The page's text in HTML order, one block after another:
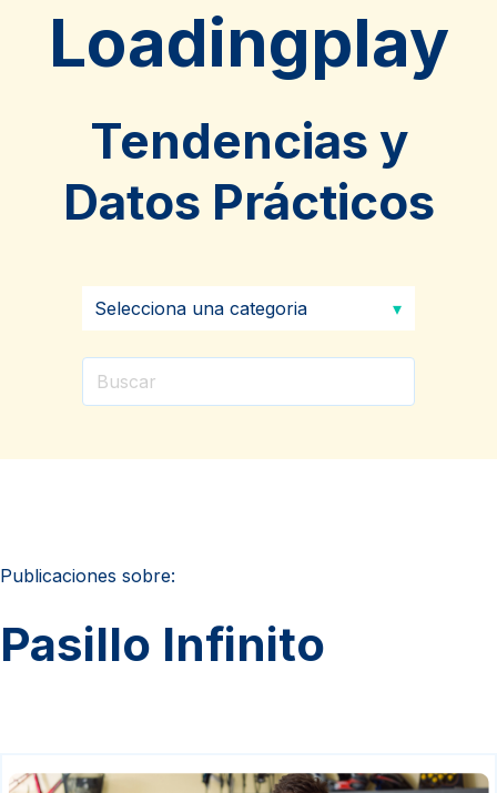
Loadingplay
Tendencias y
Datos Prácticos
Publicaciones sobre:
Pasillo Infinito